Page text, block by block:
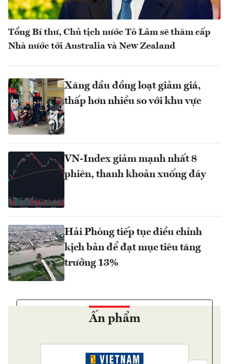
Tổng Bí thư, Chủ tịch nước Tô Lâm sẽ thăm cấp
Nhà nước tới Australia và New Zealand
Xăng dầu đồng loạt giảm giá,
thấp hơn nhiều so với khu vực
VN-Index giảm mạnh nhất 8
phiên, thanh khoản xuống đáy
Hải Phòng tiếp tục điều chỉnh
kịch bản để đạt mục tiêu tăng
trưởng 13%
Ấn phẩm